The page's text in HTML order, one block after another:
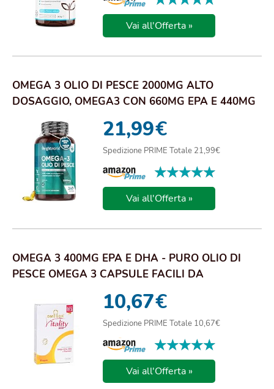
Vai all'Offerta »
OMEGA 3 OLIO DI PESCE 2000MG ALTO
DOSAGGIO, OMEGA3 CON 660MG EPA E 440MG
21,99€
Spedizione PRIME Totale 21,99€
★★★★★
★★★★★
Vai all'Offerta »
OMEGA 3 400MG EPA E DHA - PURO OLIO DI
PESCE OMEGA 3 CAPSULE FACILI DA
10,67€
Spedizione PRIME Totale 10,67€
★★★★★
★★★★★
Vai all'Offerta »